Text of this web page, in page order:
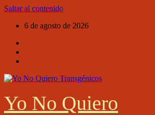
Saltar al contenido
6 de agosto de 2026
Yo No Quiero